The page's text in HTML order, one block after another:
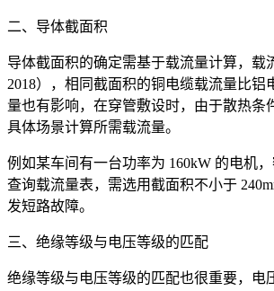
二、导体截面积
导体截面积的确定需基于载流量计算，
2018），相同截面积的铜电缆载流量比铝
量也有影响，在穿管敷设时，由于散热条
具体场景计算所需载流量。
例如某车间有一台功率为 160kW 的电机
查询载流量表，需选用截面积不小于
发短路故障。
三、绝缘等级与电压等级的匹配
绝缘等级与电压等级的匹配也很重要，电